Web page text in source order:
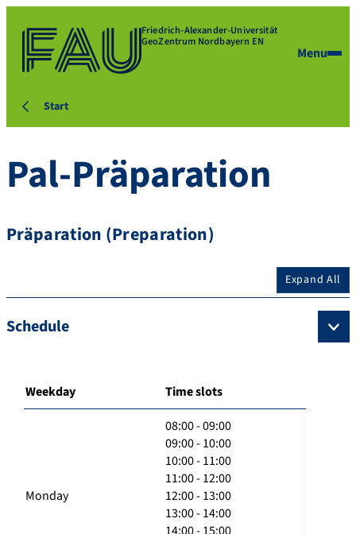
Friedrich-Alexander-Universität
GeoZentrum Nordbayern EN
Menu
Start
Pal-Präparation
Präparation (Preparation)
Expand All
Schedule
Weekday Time slots
Monday
08:00 - 09:00
09:00 - 10:00
10:00 - 11:00
11:00 - 12:00
12:00 - 13:00
13:00 - 14:00